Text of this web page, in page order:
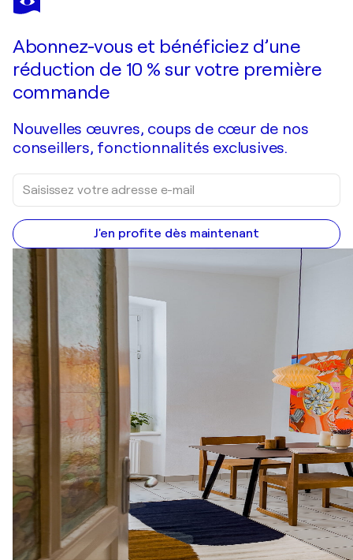
Abonnez-vous et bénéficiez d’une
réduction de 10 % sur votre première
commande
Nouvelles œuvres, coups de cœur de nos
conseillers, fonctionnalités exclusives.
J'en profite dès maintenant